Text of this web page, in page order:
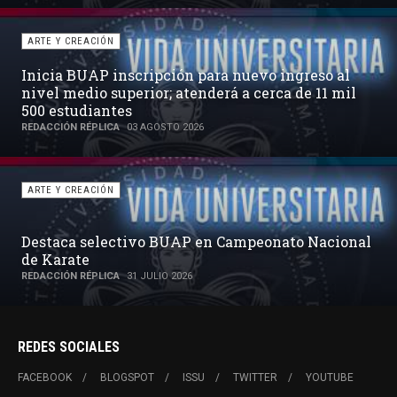
nuevo ingreso al
a cerca de 11 mil
Campeonato Nacional
ARTE Y CREACIÓN
Licenciatura en
la formación de
BUAP 22 JULIO 2026
ARTE Y CREACIÓN
BUAP y Gobierno de
la educación con la feria
REDACCIÓN RÉPLICA
REDES SOCIALES
FACEBOOK BLOGSPOT ISSU TWITTER YOUTUBE